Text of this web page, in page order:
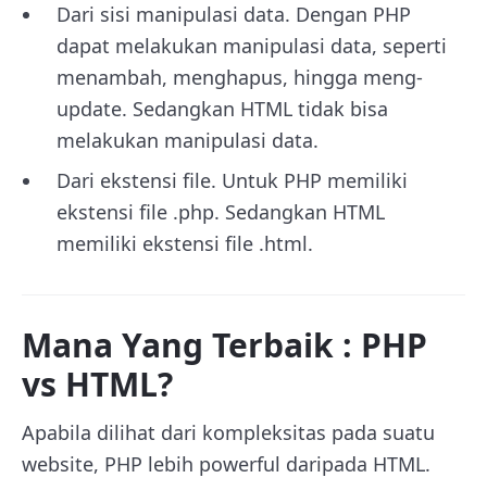
Dari sisi manipulasi data. Dengan PHP
dapat melakukan manipulasi data, seperti
menambah, menghapus, hingga meng-
update. Sedangkan HTML tidak bisa
melakukan manipulasi data.
Dari ekstensi file. Untuk PHP memiliki
ekstensi file .php. Sedangkan HTML
memiliki ekstensi file .html.
Mana Yang Terbaik : PHP
vs HTML?
Apabila dilihat dari kompleksitas pada suatu
website, PHP lebih powerful daripada HTML.